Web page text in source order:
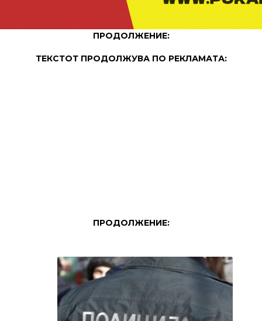
ПРОДОЛЖЕНИЕ:
ТЕКСТОТ ПРОДОЛЖУВА ПО РЕКЛАМАТА:
ПРОДОЛЖЕНИЕ: